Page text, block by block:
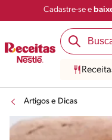
Cadastre-se e
Artigos e Dicas